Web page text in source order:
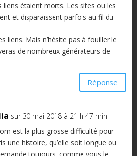
liens étaient morts. Les sites ou les
et disparaissent parfois au fil du
liens. Mais n’hésite pas à fouiller le
de nombreux générateurs de
Réponse
sur 30 mai 2018 à 21 h 47 min
est la plus grosse difficulté pour
une histoire, qu’elle soit longue ou
toujours, comme vous le